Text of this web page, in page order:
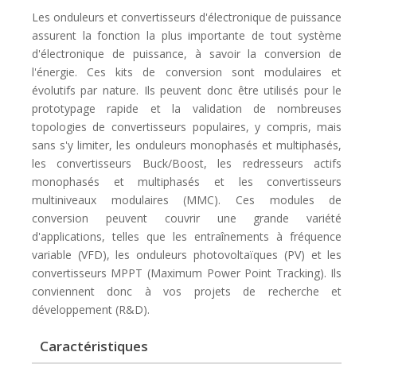
Les onduleurs et convertisseurs d'électronique de puissance
assurent la fonction la plus importante de tout système
d'électronique de puissance, à savoir la conversion de
l'énergie. Ces kits de conversion sont modulaires et
évolutifs par nature. Ils peuvent donc être utilisés pour le
prototypage rapide et la validation de nombreuses
topologies de convertisseurs populaires, y compris, mais
sans s'y limiter, les onduleurs monophasés et multiphasés,
les convertisseurs Buck/Boost, les redresseurs actifs
monophasés et multiphasés et les convertisseurs
multiniveaux modulaires (MMC). Ces modules de
conversion peuvent couvrir une grande variété
d'applications, telles que les entraînements à fréquence
variable (VFD), les onduleurs photovoltaïques (PV) et les
convertisseurs MPPT (Maximum Power Point Tracking). Ils
conviennent donc à vos projets de recherche et
développement (R&D).
Caractéristiques